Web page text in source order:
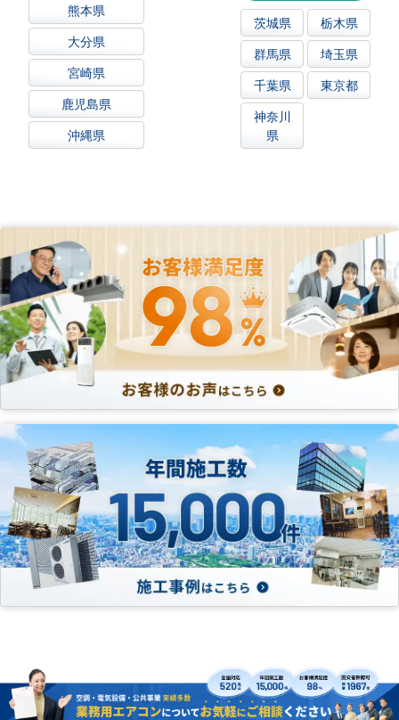
茨城県
栃木県
群馬県
埼玉県
千葉県
東京都
神奈川
県
熊本県
大分県
宮崎県
鹿児島県
沖縄県